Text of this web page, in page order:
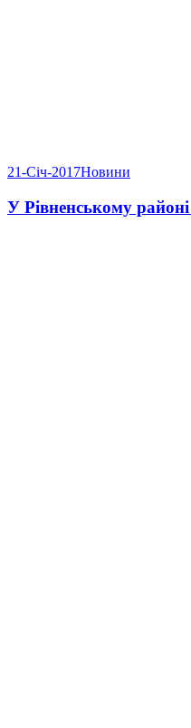
21-Січ-2017Новини
У Рівненському